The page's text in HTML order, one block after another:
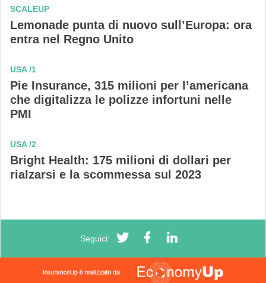
SCALEUP
Lemonade punta di nuovo sull’Europa: ora
entra nel Regno Unito
USA /1
Pie Insurance, 315 milioni per l’americana
che digitalizza le polizze infortuni nelle
PMI
USA /2
Bright Health: 175 milioni di dollari per
rialzarsi e la scommessa sul 2023
Seguici: